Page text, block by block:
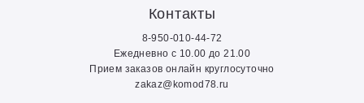
Контакты
8-950-010-44-72
Ежедневно с 10.00 до 21.00
Прием заказов онлайн круглосуточно
zakaz@komod78.ru